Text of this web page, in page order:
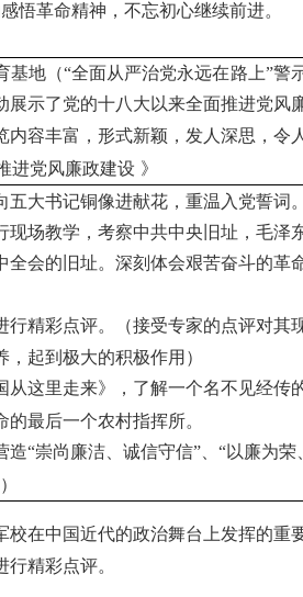
悟革命精神，不忘初心继续前进。
基地（“全面从严治党永远在路上”警
展示了党的十八大以来全面推进党风
容丰富，形式新颖，发人深思，令
进党风廉政建设 》
五大书记铜像进献花，重温入党誓词。
现场教学，考察中共中央旧址， 毛泽
全会的旧址。深刻体会艰苦奋斗的革
精彩点评。
（接受专家的点评对其
起到极大的积极作用）
从这里走来》，了解一个名不见经传
最后一个农村指挥所。
造“崇尚廉洁、诚信守信”、“以廉为荣
校在中国近代的政治舞台上发挥的重
精彩点评。